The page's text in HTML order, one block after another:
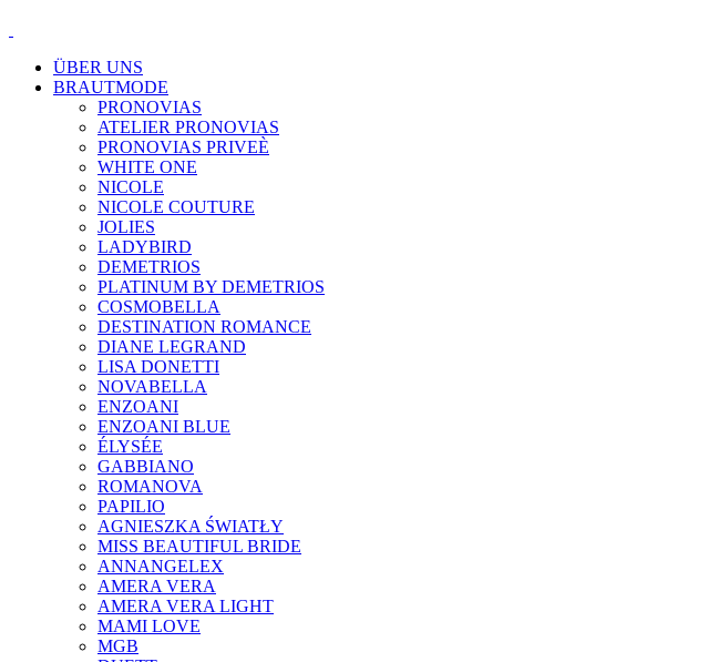
ÜBER UNS
BRAUTMODE
PRONOVIAS
ATELIER PRONOVIAS
PRONOVIAS PRIVEÈ
WHITE ONE
NICOLE
NICOLE COUTURE
JOLIES
LADYBIRD
DEMETRIOS
PLATINUM BY DEMETRIOS
COSMOBELLA
DESTINATION ROMANCE
DIANE LEGRAND
LISA DONETTI
NOVABELLA
ENZOANI
ENZOANI BLUE
ÉLYSÉE
GABBIANO
ROMANOVA
PAPILIO
AGNIESZKA ŚWIATŁY
MISS BEAUTIFUL BRIDE
ANNANGELEX
AMERA VERA
AMERA VERA LIGHT
MAMI LOVE
MGB